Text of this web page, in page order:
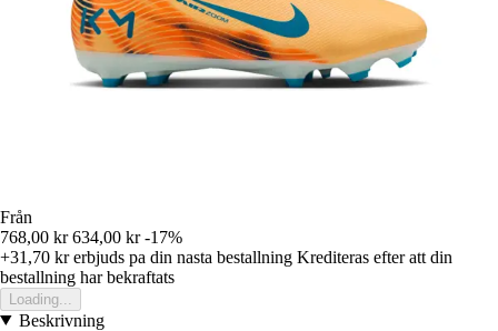
Från
768,00 kr 634,00 kr -17%
+31,70 krerbjuds pa din nasta bestallning Krediteras efter att din
bestallning har bekraftats
Loading...
Beskrivning